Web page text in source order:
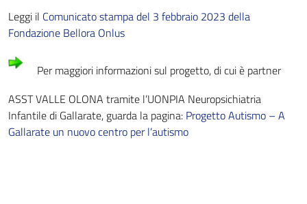
Staff della Direzione Sanitaria
Dipartimento Amministrativo
Leggi il Comunicato stampa del 3 febbraio 2023 della
Fondazione Bellora Onlus
Per maggiori informazioni sul progetto, di cui è partner
ASST VALLE OLONA tramite l’UONPIA Neuropsichiatria
Infantile di Gallarate, guarda la pagina: Progetto Autismo – A
Gallarate un nuovo centro per l’autismo